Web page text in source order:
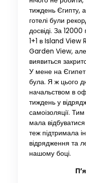
тиждень Єгипту,
готелі були
досвіді. За
1+1 в Island View
Garden View, але,
виявиться
У мене на Єгипет
була. Я ж цього
начальством в
тиждень у
самоізоляції.
мала
теж підтримала
відрядження та
нашому боці.